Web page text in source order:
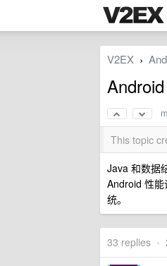
V2EX ›
This topic
Java 和数据
Android 性
统。
33 replies •